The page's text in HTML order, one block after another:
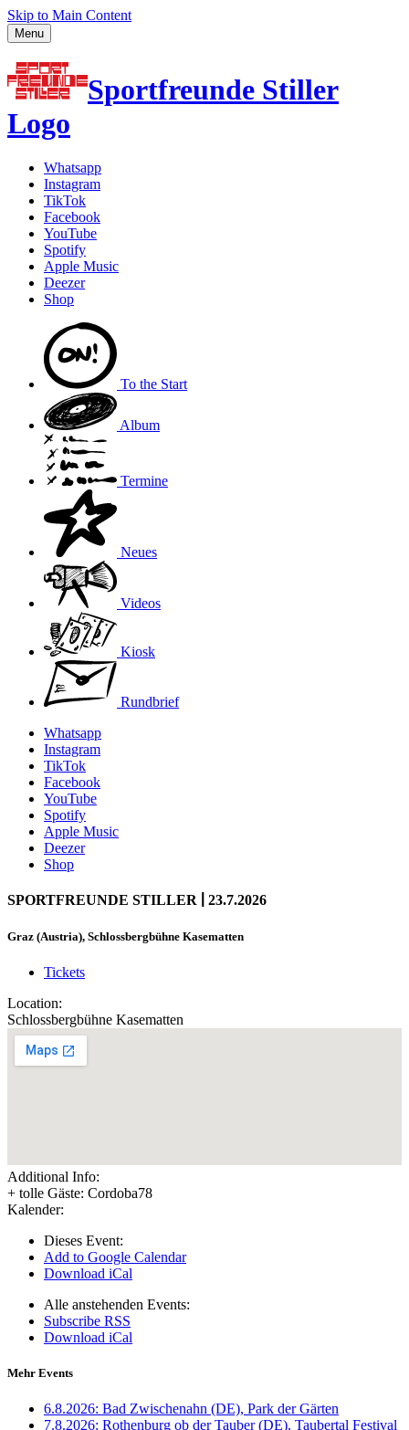
Skip to Main Content
Menu
Sportfreunde Stiller
Logo
Whatsapp
Instagram
TikTok
Facebook
YouTube
Spotify
Apple Music
Deezer
Shop
To the Start
Album
Termine
Neues
Videos
Kiosk
Rundbrief
Whatsapp
Instagram
TikTok
Facebook
YouTube
Spotify
Apple Music
Deezer
Shop
SPORTFREUNDE STILLER 23.7.2026
Graz (Austria), Schlossbergbühne Kasematten
Tickets
Location:
Schlossbergbühne Kasematten
Additional Info:
+ tolle Gäste: Cordoba78
Kalender:
Dieses Event:
Add to Google Calendar
Download iCal
Alle anstehenden Events:
Subscribe RSS
Download iCal
Mehr Events
6.8.2026: Bad Zwischenahn (DE), Park der Gärten
7.8.2026: Rothenburg ob der Tauber (DE), Taubertal Festival